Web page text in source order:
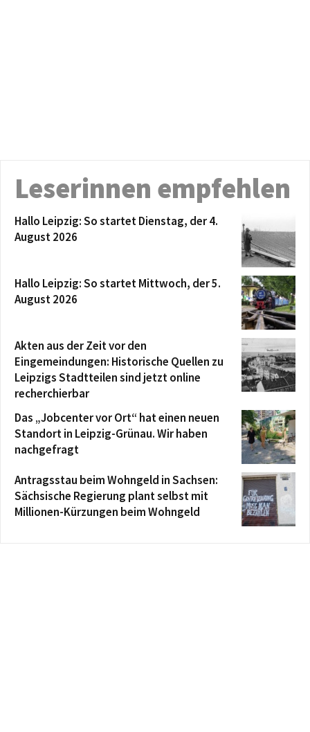
Leserinnen empfehlen
Hallo Leipzig: So startet Dienstag, der 4.
August 2026
Hallo Leipzig: So startet Mittwoch, der 5.
August 2026
Akten aus der Zeit vor den
Eingemeindungen: Historische Quellen zu
Leipzigs Stadtteilen sind jetzt online
recherchierbar
Das „Jobcenter vor Ort“ hat einen neuen
Standort in Leipzig-Grünau. Wir haben
nachgefragt
Antragsstau beim Wohngeld in Sachsen:
Sächsische Regierung plant selbst mit
Millionen-Kürzungen beim Wohngeld